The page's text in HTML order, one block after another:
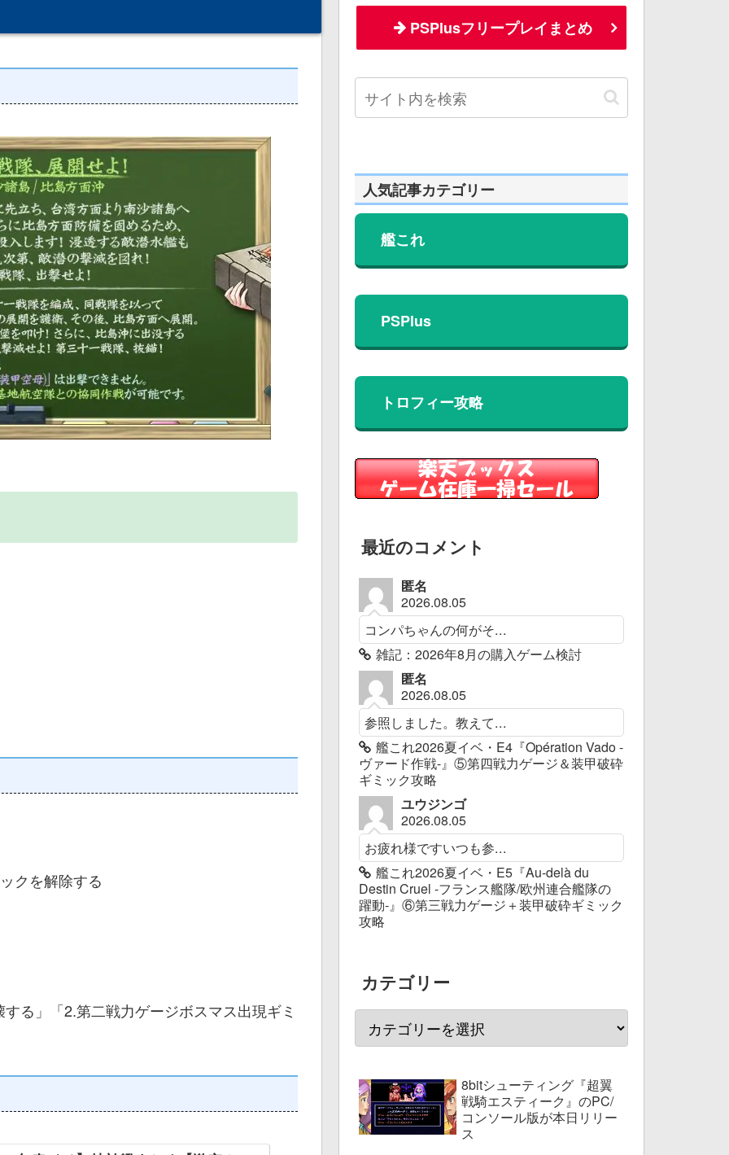
クを解除する
る」「2.第二戦力ゲージボスマス出現ギミ
PSPlusフリープレイまとめ
人気記事カテゴリー
艦これ
PSPlus
トロフィー攻略
最近のコメント
匿名
2026.08.05
コンパちゃんの何がそ...
雑記：2026年8月の購入ゲーム検討
匿名
2026.08.05
参照しました。教えて...
艦これ2026夏イベ・E4『Opération Vado -
ヴァード作戦-』⑤第四戦力ゲージ＆装甲破砕
ギミック攻略
ユウジンゴ
2026.08.05
お疲れ様ですいつも参...
艦これ2026夏イベ・E5『Au-delà du
Destin Cruel -フランス艦隊/欧州連合艦隊の
躍動-』⑥第三戦力ゲージ＋装甲破砕ギミック
攻略
カテゴリー
8bitシューティング『超翼
戦騎エスティーク』のPC/
コンソール版が本日リリー
ス